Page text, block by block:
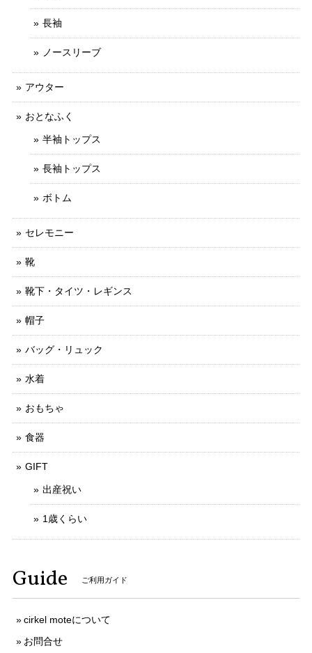
長袖
ノースリーブ
アウター
おとなふく
半袖トップス
長袖トップス
ボトム
セレモニー
靴
靴下・タイツ・レギンス
帽子
バッグ・リュック
水着
おもちゃ
食器
GIFT
出産祝い
1歳くらい
Guide ご利用ガイド
cirkel moteについて
お問合せ